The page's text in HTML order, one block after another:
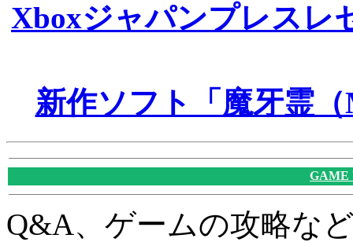
Xboxジャパンプレスレ
新作ソフト「魔牙霊
GAME
Q&A、ゲームの攻略な